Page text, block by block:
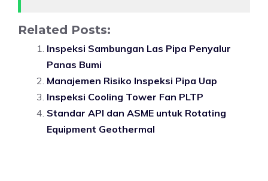
Related Posts:
Inspeksi Sambungan Las Pipa Penyalur
Panas Bumi
Manajemen Risiko Inspeksi Pipa Uap
Inspeksi Cooling Tower Fan PLTP
Standar API dan ASME untuk Rotating
Equipment Geothermal